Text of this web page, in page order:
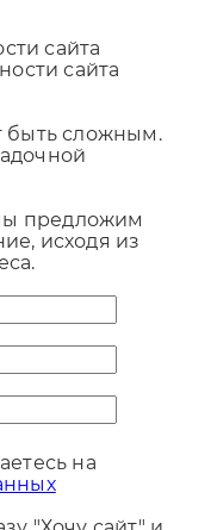
сайта
быть сложным.
предложим
исходя из
на